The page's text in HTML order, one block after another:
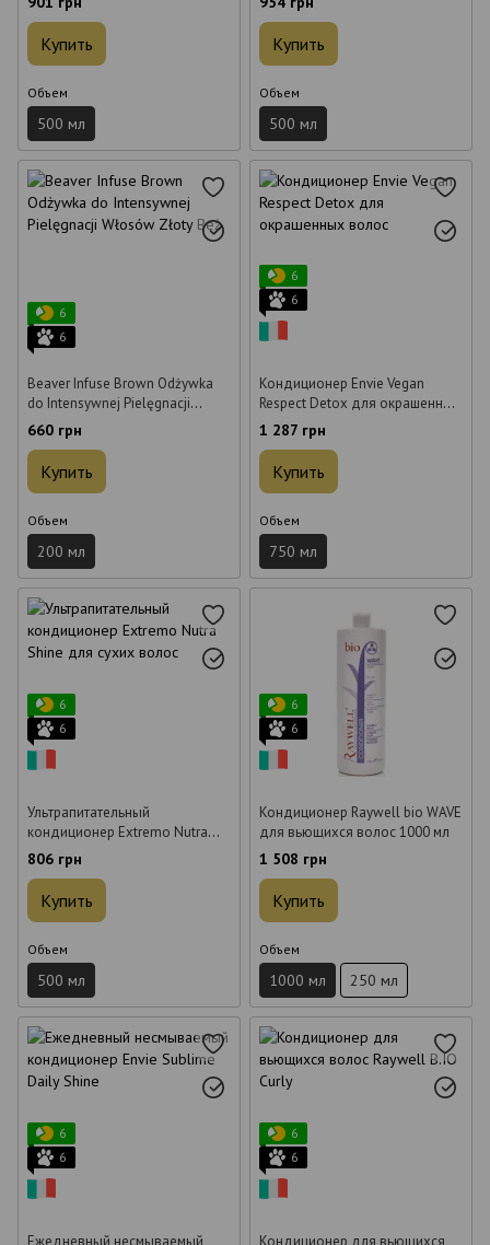
Купить
Объем
500 мл
Купить
Объем
500 мл
6
6
Beaver Infuse Brown Odżywka
do Intensywnej Pielęgnacji
Włosów Złoty Beż 200 ml
660 грн
Купить
Объем
200 мл
6
6
Кондиционер Envie Vegan
Respect Detox для окрашенных
волос 750 мл
1 287 грн
Купить
Объем
750 мл
6
6
Ультрапитательный
кондиционер Extremo Nutra
Shine для сухих волос 500 мл
806 грн
Купить
Объем
500 мл
6
6
Кондиционер Raywell bio WAVE
для вьющихся волос 1000 мл
1 508 грн
Купить
Объем
1000 мл 250 мл
6
6
Ежедневный несмываемый
6
6
Кондиционер для вьющихся